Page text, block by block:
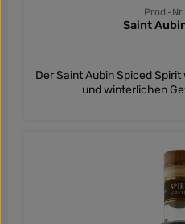
Prod.-
Saint
Der Saint Aubin Spiced
und winterlichen